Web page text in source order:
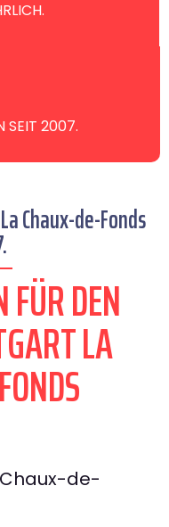
SEIT 2007.
Chaux-de-Fonds
DEN
LA
de-